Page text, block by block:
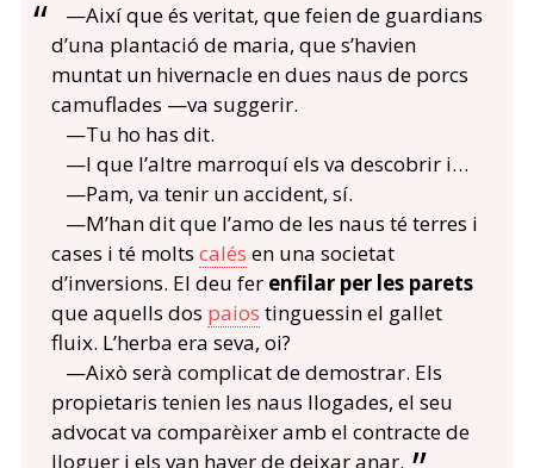
—Així que és veritat, que feien de guardians
d’una plantació de maria, que s’havien
muntat un hivernacle en dues naus de porcs
camuflades —va suggerir.
—Tu ho has dit.
—I que l’altre marroquí els va descobrir i…
—Pam, va tenir un accident, sí.
—M’han dit que l’amo de les naus té terres i
cases i té molts calés en una societat
d’inversions. El deu fer enfilar per les parets
que aquells dos paios tinguessin el gallet
fluix. L’herba era seva, oi?
—Això serà complicat de demostrar. Els
propietaris tenien les naus llogades, el seu
advocat va comparèixer amb el contracte de
lloguer i els van haver de deixar anar.